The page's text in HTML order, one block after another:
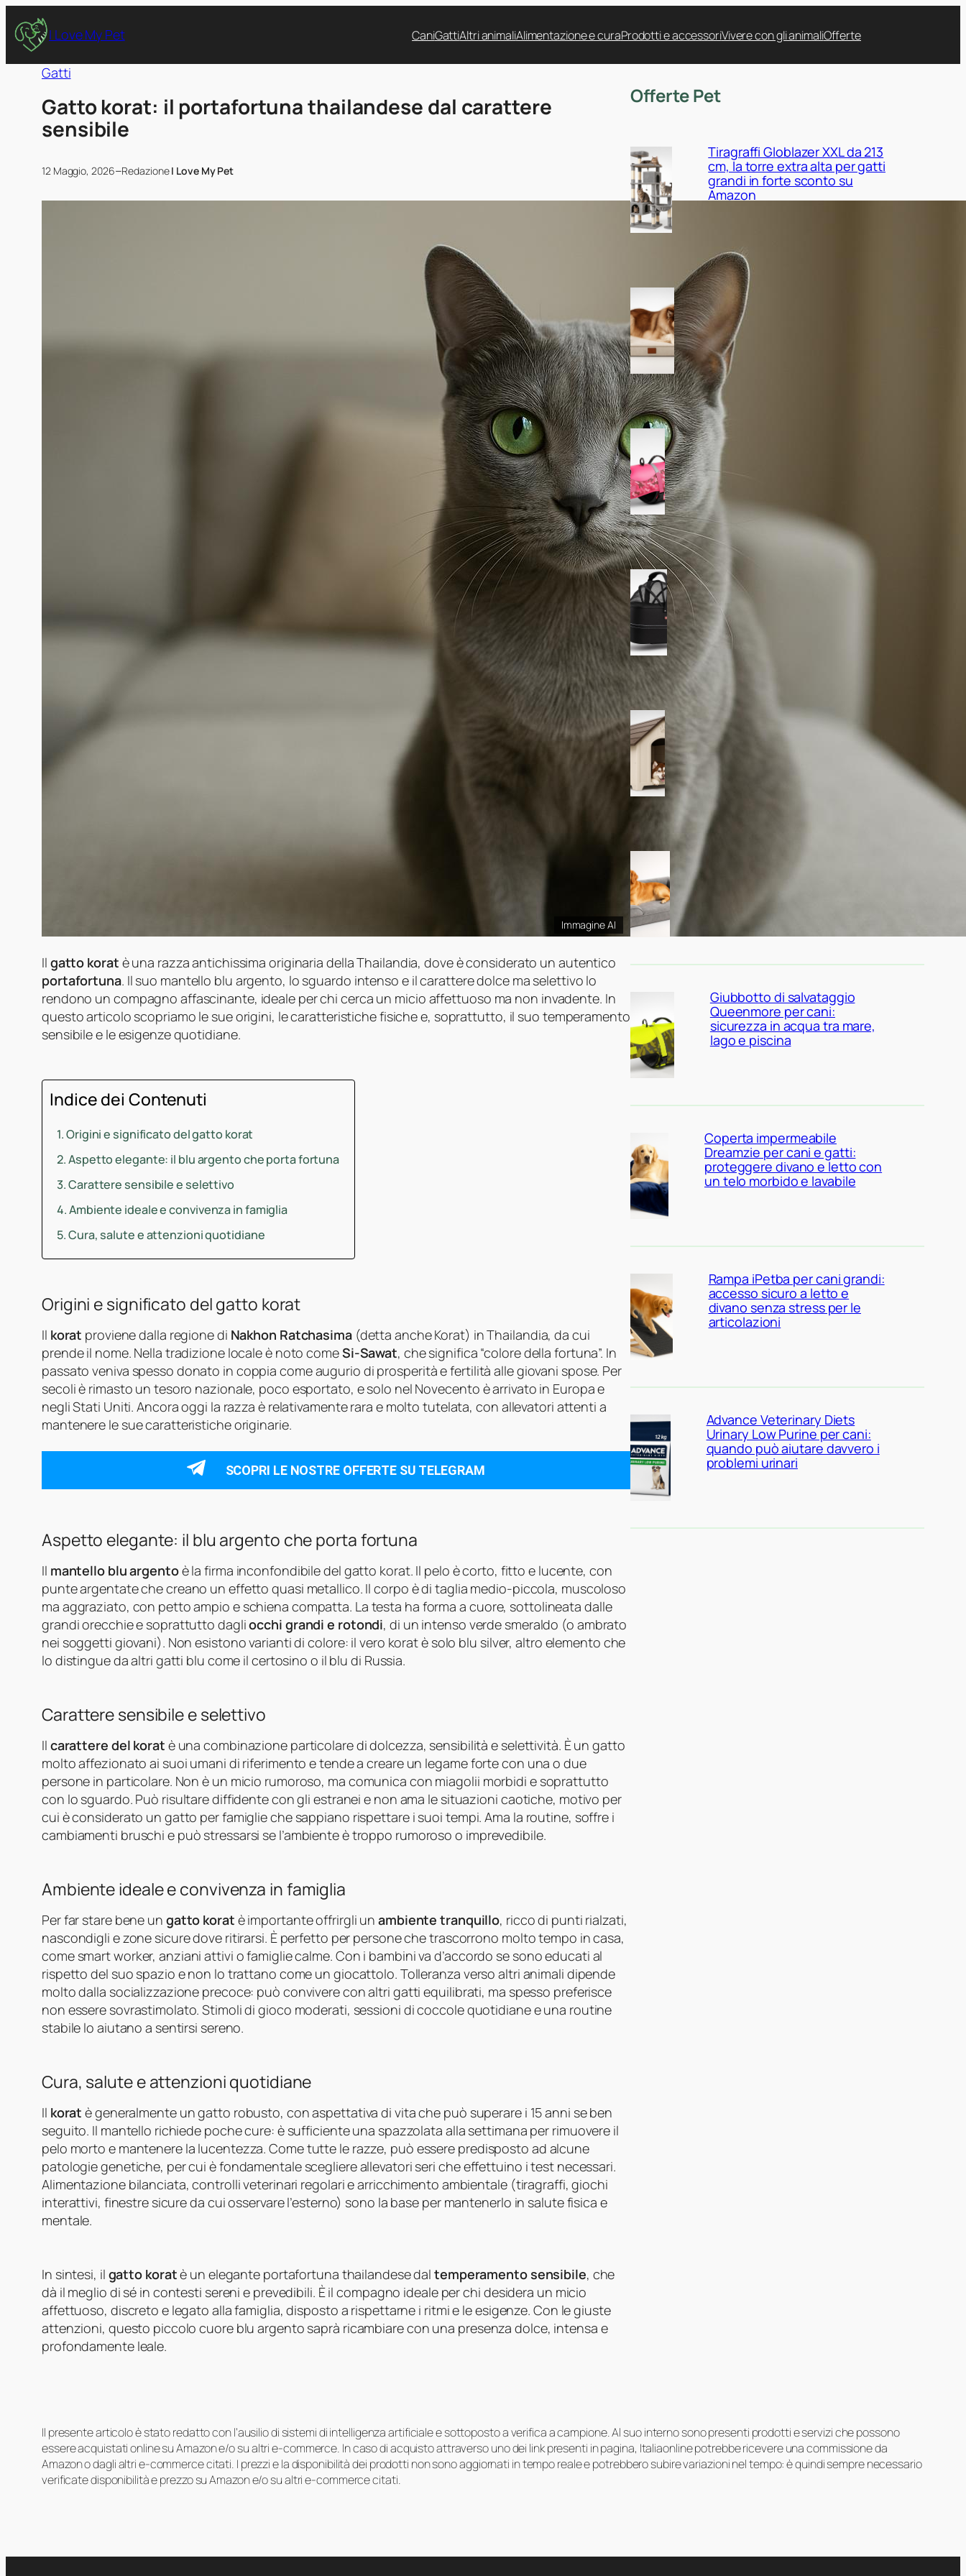
I Love My Pet CaniGattiAltri animaliAlimentazione e curaProdotti e accessoriVivere con gli animaliOfferte
Gatti
Gatto korat: il portafortuna thailandese dal carattere
sensibile
12 Maggio, 2026–RedazioneI Love My Pet
Immagine AI
Il gatto korat è una razza antichissima originaria della Thailandia, dove è considerato un autentico
portafortuna. Il suo mantello blu argento, lo sguardo intenso e il carattere dolce ma selettivo lo
rendono un compagno affascinante, ideale per chi cerca un micio affettuoso ma non invadente. In
questo articolo scopriamo le sue origini, le caratteristiche fisiche e, soprattutto, il suo temperamento
sensibile e le esigenze quotidiane.
Indice dei Contenuti
Origini e significato del gatto korat
Aspetto elegante: il blu argento che porta fortuna
Carattere sensibile e selettivo
Ambiente ideale e convivenza in famiglia
Cura, salute e attenzioni quotidiane
Origini e significato del gatto korat
Il korat proviene dalla regione di Nakhon Ratchasima(detta anche Korat) in Thailandia, da cui
prende il nome. Nella tradizione locale è noto comeSi-Sawat, che significa “colore della fortuna”. In
passato veniva spesso donato in coppia come augurio di prosperità e fertilità alle giovani spose. Per
secoli è rimasto un tesoro nazionale, poco esportato, e solo nel Novecento è arrivato in Europa e
negli Stati Uniti. Ancora oggi la razza è relativamente rara e molto tutelata, con allevatori attenti a
mantenere le sue caratteristiche originarie.
SCOPRI LE NOSTRE OFFERTE SU TELEGRAM
Aspetto elegante: il blu argento che porta fortuna
Il mantello blu argentoè la firma inconfondibile del gatto korat. Il pelo è corto, fitto e lucente, con
punte argentate che creano un effetto quasi metallico. Il corpo è di taglia medio-piccola, muscoloso
ma aggraziato, con petto ampio e schiena compatta. La testa ha forma a cuore, sottolineata dalle
grandi orecchie e soprattutto dagliocchi grandi e rotondi, di un intenso verde smeraldo (o ambrato
nei soggetti giovani). Non esistono varianti di colore: il vero korat è solo blu silver, altro elemento che
lo distingue da altri gatti blu come il certosino o il blu di Russia.
Carattere sensibile e selettivo
Il carattere del korat è una combinazione particolare di dolcezza, sensibilità e selettività. È un gatto
molto affezionato ai suoi umani di riferimento e tende a creare un legame forte con una o due
persone in particolare. Non è un micio rumoroso, ma comunica con miagolii morbidi e soprattutto
con lo sguardo. Può risultare diffidente con gli estranei e non ama le situazioni caotiche, motivo per
cui è considerato un gatto per famiglie che sappiano rispettare i suoi tempi. Ama la routine, soffre i
cambiamenti bruschi e può stressarsi se l’ambiente è troppo rumoroso o imprevedibile.
Ambiente ideale e convivenza in famiglia
Per far stare bene un gatto korat è importante offrirgli unambiente tranquillo, ricco di punti rialzati,
nascondigli e zone sicure dove ritirarsi. È perfetto per persone che trascorrono molto tempo in casa,
come smart worker, anziani attivi o famiglie calme. Con i bambini va d’accordo se sono educati al
rispetto del suo spazio e non lo trattano come un giocattolo. Tolleranza verso altri animali dipende
molto dalla socializzazione precoce: può convivere con altri gatti equilibrati, ma spesso preferisce
non essere sovrastimolato. Stimoli di gioco moderati, sessioni di coccole quotidiane e una routine
stabile lo aiutano a sentirsi sereno.
Cura, salute e attenzioni quotidiane
Il korat è generalmente un gatto robusto, con aspettativa di vita che può superare i 15 anni se ben
seguito. Il mantello richiede poche cure: è sufficiente una spazzolata alla settimana per rimuovere il
pelo morto e mantenere la lucentezza. Come tutte le razze, può essere predisposto ad alcune
patologie genetiche, per cui è fondamentale scegliere allevatori seri che effettuino i test necessari.
Alimentazione bilanciata, controlli veterinari regolari e arricchimento ambientale (tiragraffi, giochi
interattivi, finestre sicure da cui osservare l’esterno) sono la base per mantenerlo in salute fisica e
mentale.
In sintesi, il gatto koratè un elegante portafortuna thailandese daltemperamento sensibile, che
dà il meglio di sé in contesti sereni e prevedibili. È il compagno ideale per chi desidera un micio
affettuoso, discreto e legato alla famiglia, disposto a rispettarne i ritmi e le esigenze. Con le giuste
attenzioni, questo piccolo cuore blu argento saprà ricambiare con una presenza dolce, intensa e
profondamente leale.
Offerte Pet
Tiragraffi Globlazer XXL da 213
cm, la torre extra alta per gatti
grandi in forte sconto su
Amazon
Cuccia EHEYCIGA XXL per cani
da interno, il maxi cuscino
ortopedico in promo su
Amazon
Giubbotto di salvataggio
Queenmore per cani, il modello
rosa mimetico ideale per mare
e piscina in offerta su Amazon
Cestino bici frontale TRIXIE per
cani fino a 6 kg, l’accessorio
per le pedalate in città in super
offerta su Amazon
PawHut cuccia per cani da
esterno taglia grande, la
casetta in plastica
impermeabile ora a prezzo
Giubbotto di salvataggio
Queenmore per cani:
sicurezza in acqua tra mare,
lago e piscina
Coperta impermeabile
Dreamzie per cani e gatti:
proteggere divano e letto con
un telo morbido e lavabile
Rampa iPetba per cani grandi:
accesso sicuro a letto e
divano senza stress per le
articolazioni
Advance Veterinary Diets
Urinary Low Purine per cani:
quando può aiutare davvero i
problemi urinari
Il presente articolo è stato redatto con l’ausilio di sistemi di intelligenza artificiale e sottoposto a verifica a campione. Al suo interno sono presenti prodotti e servizi che possono
essere acquistati online su Amazon e/o su altri e-commerce. In caso di acquisto attraverso uno dei link presenti in pagina, Italiaonline potrebbe ricevere una commissione da
Amazon o dagli altri e-commerce citati. I prezzi e la disponibilità dei prodotti non sono aggiornati in tempo reale e potrebbero subire variazioni nel tempo: è quindi sempre necessario
verificate disponibilità e prezzo su Amazon e/o su altri e-commerce citati.